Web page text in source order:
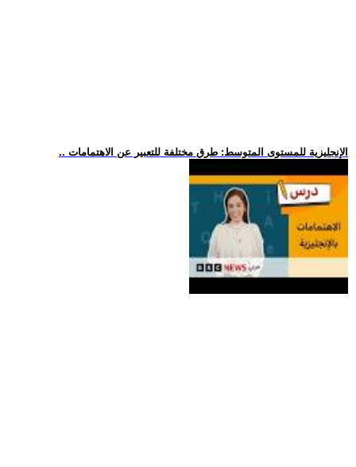
.. الإنجليزية للمستوى المتوسط: طرق مختلفة للتعبير عن الاهتمامات